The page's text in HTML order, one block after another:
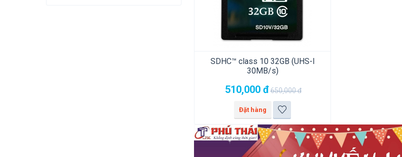
SDHC™ class 10 32GB (UHS-I
30MB/s)
510,000 đ650,000đ
Đặt hàng